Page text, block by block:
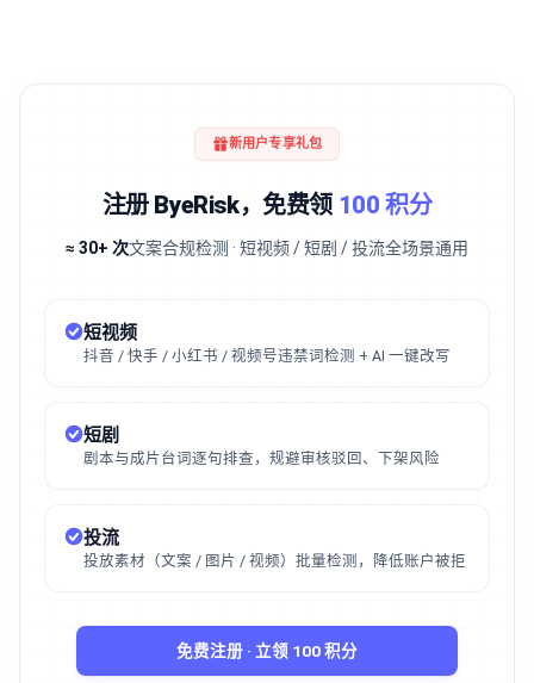
新用户专享礼包
注册 ByeRisk，免费领 100 积分
≈ 30+ 次文案合规检测 · 短视频 / 短剧 / 投流全场景通用
短视频
抖音 / 快手 / 小红书 / 视频号违禁词检测 + AI 一键改写
短剧
剧本与成片台词逐句排查，规避审核驳回、下架风险
投流
投放素材（文案 / 图片 / 视频）批量检测，降低账户被拒
免费注册 · 立领 100 积分